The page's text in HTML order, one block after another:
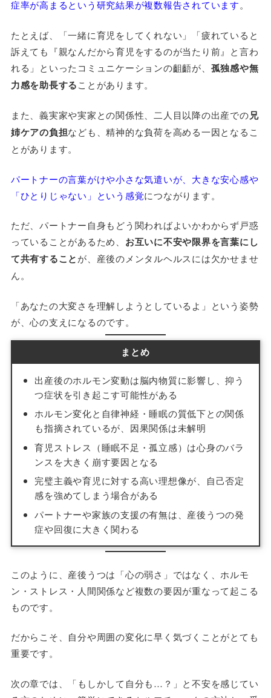
症率が高まるという研究結果が複数報告されています。
たとえば、「一緒に育児をしてくれない」「疲れていると
訴えても『親なんだから育児をするのが当たり前』と言わ
れる」といったコミュニケーションの齟齬が、 孤独感や無
力感を助長することがあります。
また、義実家や実家との関係性、二人目以降の出産での兄
姉ケアの負担なども、精神的な負荷を高める一因となるこ
とがあります。
パートナーの言葉がけや小さな気遣いが、大きな安心感や
「ひとりじゃない」という感覚につながります。
ただ、パートナー自身もどう関わればよいかわからず戸惑
っていることがあるため、 お互いに不安や限界を言葉にし
て共有することが、産後のメンタルヘルスには欠かせませ
ん。
「あなたの大変さを理解しようとしているよ」という姿勢
が、心の支えになるのです。
まとめ
出産後のホルモン変動は脳内物質に影響し、抑う
つ症状を引き起こす可能性がある
ホルモン変化と自律神経・睡眠の質低下との関係
も指摘されているが、因果関係は未解明
育児ストレス（睡眠不足・孤立感）は心身のバラ
ンスを大きく崩す要因となる
完璧主義や育児に対する高い理想像が、自己否定
感を強めてしまう場合がある
パートナーや家族の支援の有無は、産後うつの発
症や回復に大きく関わる
このように、産後うつは「心の弱さ」ではなく、ホルモ
ン・ストレス・人間関係など複数の要因が重なって起こる
ものです。
だからこそ、自分や周囲の変化に早く気づくことがとても
重要です。
次の章では、「もしかして自分も…？」と不安を感じてい